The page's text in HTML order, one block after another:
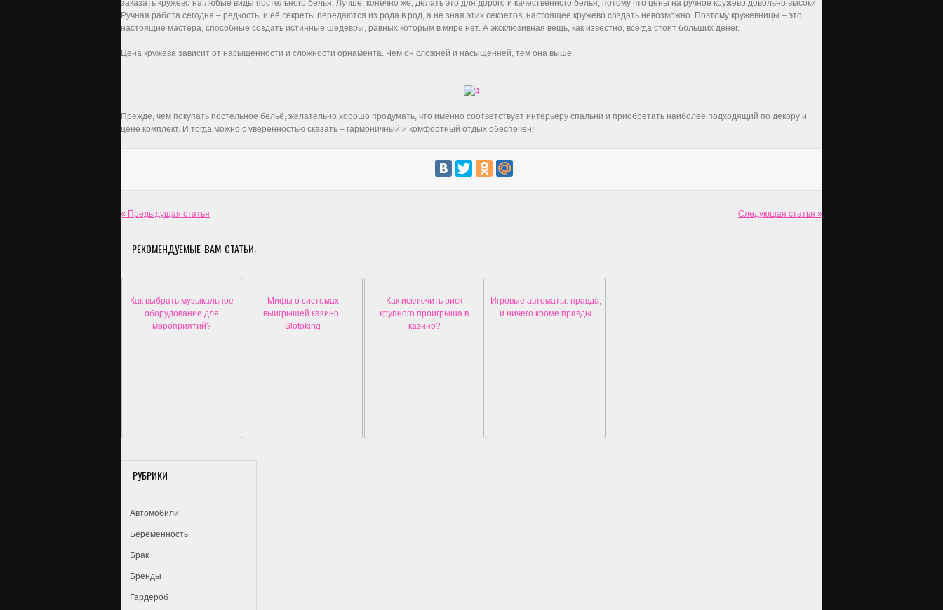
заказать кружево на любые виды постельного белья. Лучше, конечно же, делать это для дорого и качественного белья, потому что цены на ручное кружево довольно высоки.
Ручная работа сегодня – редкость, и её секреты передаются из рода в род, а не зная этих секретов, настоящее кружево создать невозможно. Поэтому кружевницы – это
настоящие мастера, способные создать истинные шедевры, равных которым в мире нет. А эксклюзивная вещь, как известно, всегда стоит больших денег.
Цена кружева зависит от насыщенности и сложности орнамента. Чем он сложней и насыщенней, тем она выше.
Прежде, чем покупать постельное бельё, желательно хорошо продумать, что именно соответствует интерьеру спальни и приобретать наиболее подходящий по декору и
цене комплект. И тогда можно с уверенностью сказать – гармоничный и комфортный отдых обеспечен!
« Предыдущая статья Следующая статья »
РЕКОМЕНДУЕМЫЕ ВАМ СТАТЬИ:
Как выбрать музыкальное
оборудование для
мероприятий?
Мифы о системах
выигрышей казино |
Slotoking
Как исключить риск
крупного проигрыша в
казино?
Игровые автоматы: правда,
и ничего кроме правды
РУБРИКИ
Автомобили
Беременность
Брак
Бренды
Гардероб